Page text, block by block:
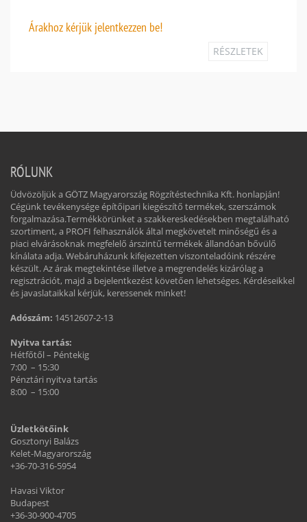
Árakhoz kérjük jelentkezzen be!
RÉSZLETEK
RÓLUNK
Üdvözöljük a GÖTZ Magyarország Rögzítéstechnika Kft. honlapján!
Cégünk tevékenysége építőipari kiegészítő termékek, szerszámok
forgalmazása.Termékkörünket a szakkereskedésekben megtalálható
szortiment, a PROFI felhasználók által megkövetelt minőségű és a
piaci elvárásoknak megfelelő árszintű termékek állandóan bővülő
kínálata adja. Webáruházunk kifejezetten viszonteladóink részére
készült. Az árak megtekintése illetve a megrendelés kizárólag a
regisztrációt, majd a bejelentkezést követően lehetséges. Kérdéseikkel
és javaslataikkal kérjük, keressenek minket!
Adószám: 14512607-2-13
Nyitva tartás:
Hétfőtől – Péntekig
7:00 – 15:30
Pénztári nyitva tartás
8:00 – 15:00
Üzletkötőink
Gosztonyi Balázs
Kelet-Magyarország
+36-70-316-5954
Havasi Viktor
Budapest
+36-30-900-4705